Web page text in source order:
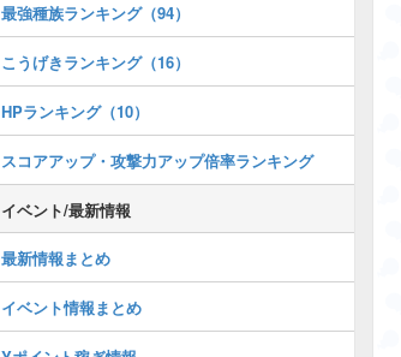
最強種族ランキング（94）
こうげきランキング（16）
HPランキング（10）
スコアアップ・攻撃力アップ倍率ランキング
イベント/最新情報
最新情報まとめ
イベント情報まとめ